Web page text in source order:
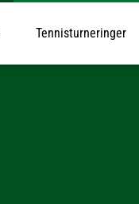
Tennisturneringer